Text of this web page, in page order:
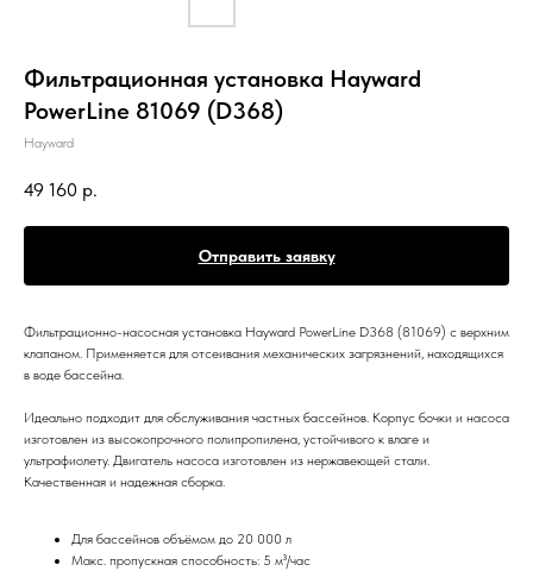
Фильтрационная установка Hayward
PowerLine 81069 (D368)
Hayward
49 160 р.
Отправить заявку
Фильтрационно-насосная установка Hayward PowerLine D368 (81069) с верхним
клапаном. Применяется для отсеивания механических загрязнений, находящихся
в воде бассейна.
Идеально подходит для обслуживания частных бассейнов. Корпус бочки и насоса
изготовлен из высокопрочного полипропилена, устойчивого к влаге и
ультрафиолету. Двигатель насоса изготовлен из нержавеющей стали.
Качественная и надежная сборка.
Для бассейнов объёмом до 20 000 л
Макс. пропускная способность: 5 м³/час